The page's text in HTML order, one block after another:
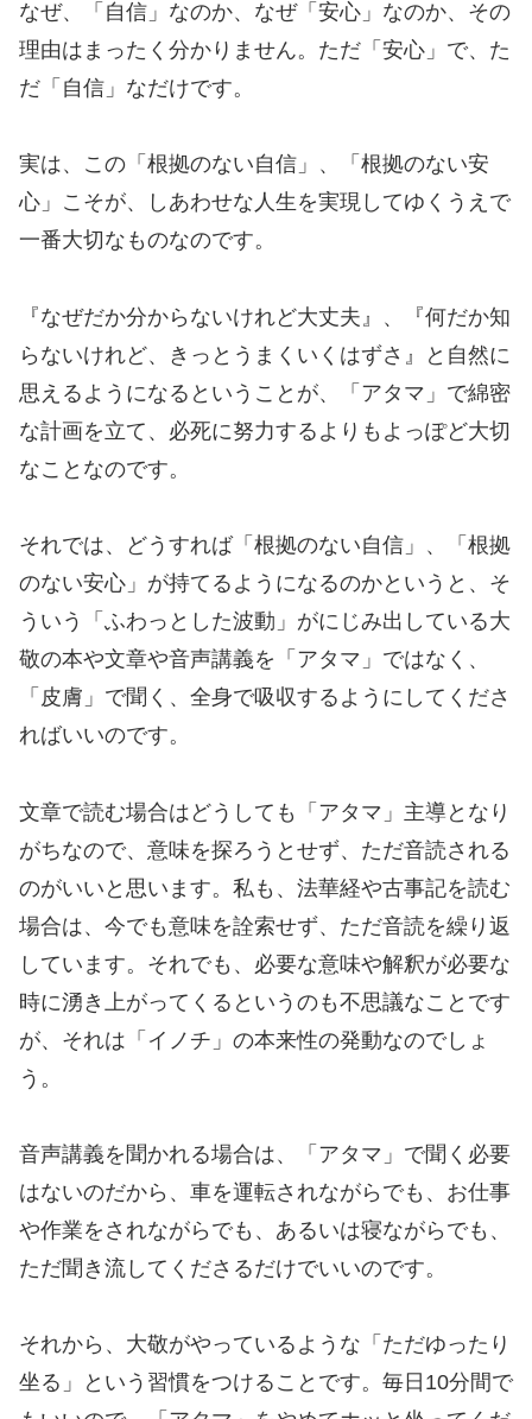
なぜ、「自信」なのか、なぜ「安心」なのか、その
理由はまったく分かりません。ただ「安心」で、た
だ「自信」なだけです。
実は、この「根拠のない自信」、「根拠のない安
心」こそが、しあわせな人生を実現してゆくうえで
一番大切なものなのです。
『なぜだか分からないけれど大丈夫』、『何だか知
らないけれど、きっとうまくいくはずさ』と自然に
思えるようになるということが、「アタマ」で綿密
な計画を立て、必死に努力するよりもよっぽど大切
なことなのです。
それでは、どうすれば「根拠のない自信」、「根拠
のない安心」が持てるようになるのかというと、そ
ういう「ふわっとした波動」がにじみ出している大
敬の本や文章や音声講義を「アタマ」ではなく、
「皮膚」で聞く、全身で吸収するようにしてくださ
ればいいのです。
文章で読む場合はどうしても「アタマ」主導となり
がちなので、意味を探ろうとせず、ただ音読される
のがいいと思います。私も、法華経や古事記を読む
場合は、今でも意味を詮索せず、ただ音読を繰り返
しています。それでも、必要な意味や解釈が必要な
時に湧き上がってくるというのも不思議なことです
が、それは「イノチ」の本来性の発動なのでしょ
う。
音声講義を聞かれる場合は、「アタマ」で聞く必要
はないのだから、車を運転されながらでも、お仕事
や作業をされながらでも、あるいは寝ながらでも、
ただ聞き流してくださるだけでいいのです。
それから、大敬がやっているような「ただゆったり
坐る」という習慣をつけることです。毎日10分間で